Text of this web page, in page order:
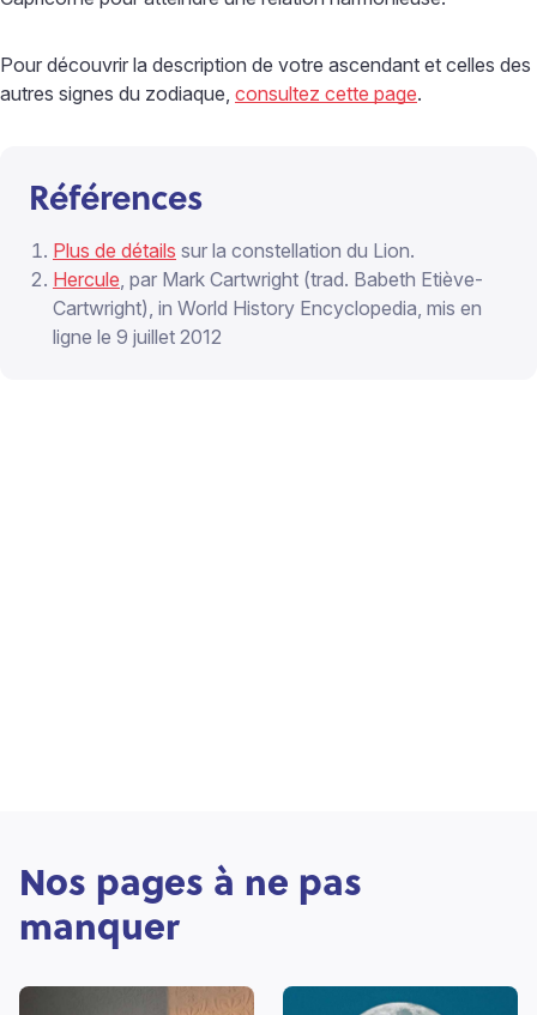
Pour découvrir la description de votre ascendant et celles des
autres signes du zodiaque, consultez cette page.
Références
Plus de détails sur la constellation du Lion.
Hercule, par Mark Cartwright (trad. Babeth Etiève-
Cartwright), in World History Encyclopedia, mis en
ligne le 9 juillet 2012
Nos pages à ne pas
manquer